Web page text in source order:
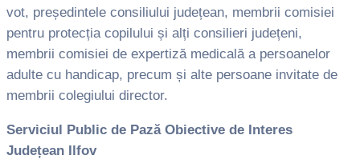
vot, președintele consiliului județean, membrii comisiei
pentru protecția copilului și alți consilieri județeni,
membrii comisiei de expertiză medicală a persoanelor
adulte cu handicap, precum și alte persoane invitate de
membrii colegiului director.
Serviciul Public de Pază Obiective de Interes
Județean Ilfov